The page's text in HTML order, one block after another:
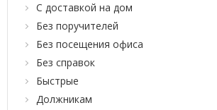
С доставкой на дом
Без поручителей
Без посещения офиса
Без справок
Быстрые
Должникам